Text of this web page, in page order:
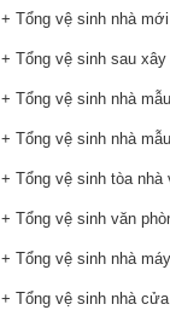
+ Tổng vệ sinh nhà
+ Tổng vệ sinh sau
+ Tổng vệ sinh nhà
+ Tổng vệ sinh nhà
+ Tổng vệ sinh tòa nhà
+ Tổng vệ sinh văn
+ Tổng vệ sinh nhà
+ Tổng vệ sinh nhà